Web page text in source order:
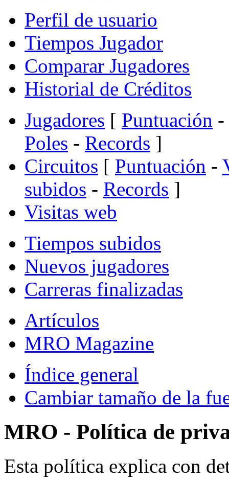
Perfil de usuario
Tiempos Jugador
Comparar Jugadores
Historial de Créditos
Jugadores [ Puntuación -
Poles - Records ]
Circuitos [ Puntuación -
subidos - Records ]
Visitas web
Tiempos subidos
Nuevos jugadores
Carreras finalizadas
Artículos
MRO Magazine
Índice general
Cambiar tamaño de la
MRO - Política de
Esta política explica con